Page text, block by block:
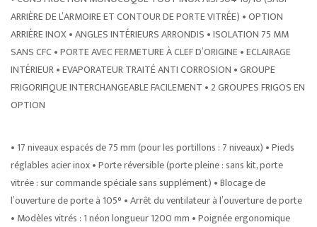
ARRIÈRE DE L’ARMOIRE ET CONTOUR DE PORTE VITRÉE) • OPTION
ARRIÈRE INOX • ANGLES INTÉRIEURS ARRONDIS • ISOLATION 75 MM
SANS CFC • PORTE AVEC FERMETURE À CLEF D’ORIGINE • ECLAIRAGE
INTÉRIEUR • EVAPORATEUR TRAITÉ ANTI CORROSION • GROUPE
FRIGORIFIQUE INTERCHANGEABLE FACILEMENT • 2 GROUPES FRIGOS EN
OPTION
• 17 niveaux espacés de 75 mm (pour les portillons : 7 niveaux) • Pieds
réglables acier inox • Porte réversible (porte pleine : sans kit, porte
vitrée : sur commande spéciale sans supplément) • Blocage de
l’ouverture de porte à 105° • Arrêt du ventilateur à l’ouverture de porte
• Modèles vitrés : 1 néon longueur 1200 mm • Poignée ergonomique